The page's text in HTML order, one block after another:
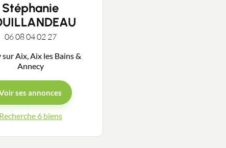
Stéphanie
06 08 04 02 27
sur Aix, Aix les Bains &
Annecy
ses annonces
Recherche 6 biens